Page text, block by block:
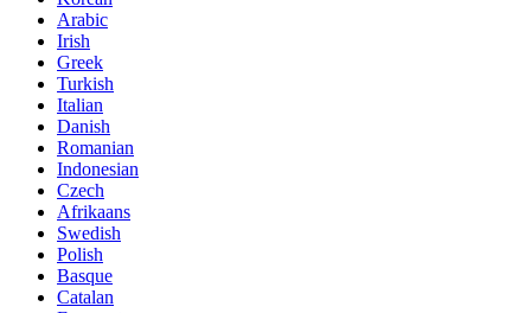
Arabic
Irish
Greek
Turkish
Italian
Danish
Romanian
Indonesian
Czech
Afrikaans
Swedish
Polish
Basque
Catalan